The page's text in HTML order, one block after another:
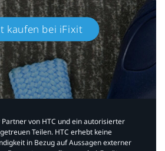
kaufen bei iFixit​
von HTC und ein autorisierter
Teilen. HTC erhebt keine
in Bezug auf Aussagen externer